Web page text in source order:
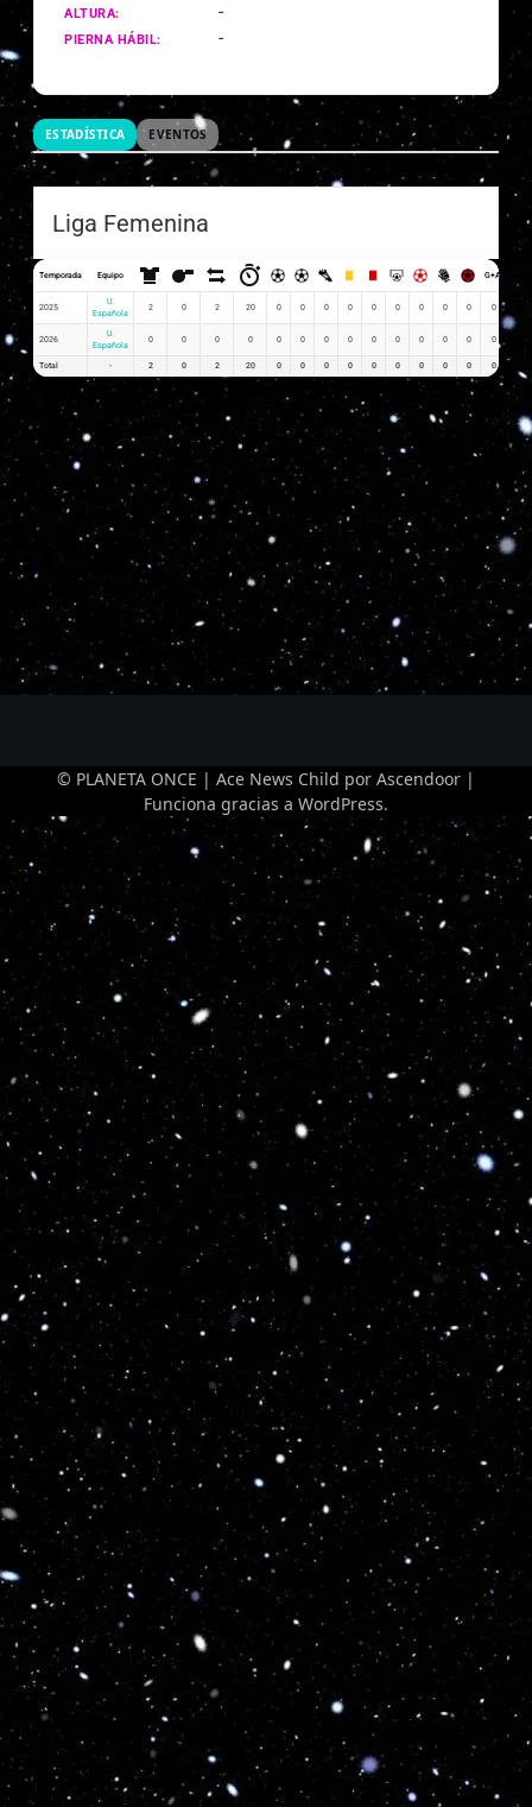
ALTURA: -
PIERNA HÁBIL: -
ESTADÍSTICA EVENTOS
Liga Femenina
Temporada Equipo G+A
2025
U.
Española
2 0 2 20 0 0 0 0 0 0 0 0 0 0
2026
U.
Española
0 0 0 0 0 0 0 0 0 0 0 0 0 0
Total - 2 0 2 20 0 0 0 0 0 0 0 0 0 0
© PLANETA ONCE | Ace News Child por Ascendoor |
Funciona gracias a WordPress.